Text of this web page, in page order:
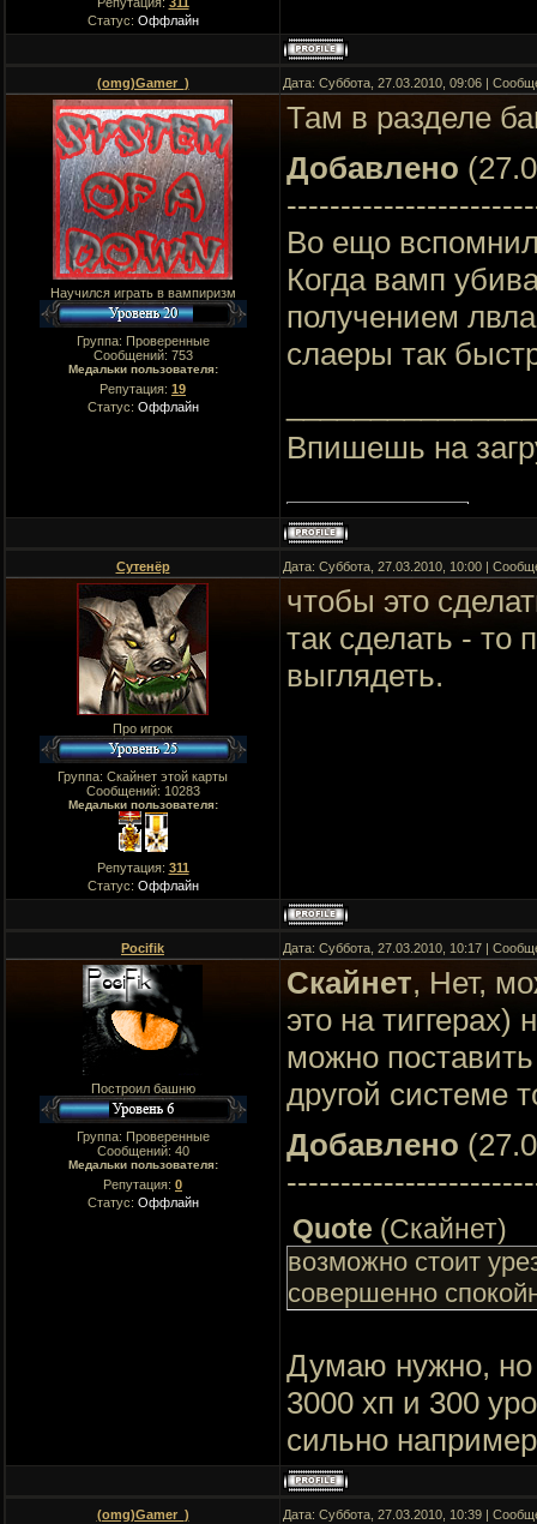
Статус: Оффлайн
(omg)Gamer_) Дата: Суббота, 27.03.2010, 09:06 |
Научился играть в вампиризм
Группа: Проверенные
Сообщений: 753
Медальки пользователя:
Репутация: 19
Статус: Оффлайн
Там в разделе
Добавлено
Во ещо
Когда вамп
получением
слаеры так
Впишешь на
Сутенёр Дата: Суббота, 27.03.2010, 10:00 |
Про игрок
Группа: Скайнет этой карты
Сообщений: 10283
Медальки пользователя:
Репутация: 311
Статус: Оффлайн
чтобы это
так сделать - то
выглядеть.
Pocifik Дата: Суббота, 27.03.2010, 10:17 |
Построил башню
Группа: Проверенные
Сообщений: 40
Медальки пользователя:
Репутация: 0
Статус: Оффлайн
Скайнет, Нет,
это на тиггерах)
можно
другой системе
Добавлено
Quote (Скайнет)
возможно стоит
совершенно
Думаю нужно, но
3000 хп и 300
сильно
(omg)Gamer_) Дата: Суббота, 27.03.2010, 10:39 |